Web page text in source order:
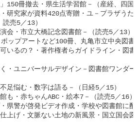
150冊撤去・県生活学習館－（産経、四国
研究家が資料420点寄贈・ユ－プラザうた
売5／13）
会・市立大橋記念図書館－（読売5／13）
ップアートなど100冊、丸亀市立中央図書
いるの？・著作権者らガイドライン・図
・ユニバーサルデザイン－図書館ワンダ
足悩む・数字は語る－（日経5／15）
も・赤ちゃんABC・絵本7－（読売5／16）
県警が啓発ビデオ作成・学校や図書館に
上げ・文脈ない土地の新風景・国立国会